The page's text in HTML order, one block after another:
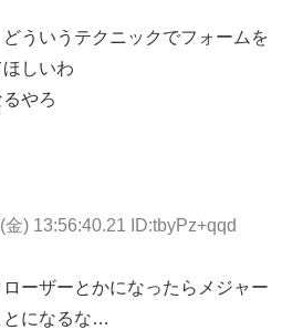
ういうテクニックでフォームを
しいわ
やろ
金) 13:56:40.21 ID:tbyPz+qqd
ーザーとかになったらメジャー
とになるな…